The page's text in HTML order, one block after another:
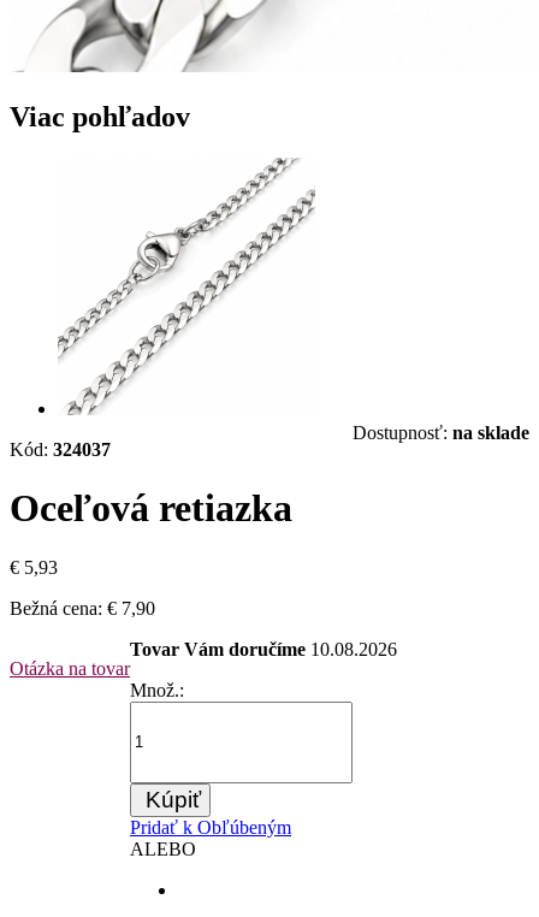
Viac pohľadov
Kód: 324037
Dostupnosť: na sklade
Oceľová retiazka
€ 5,93
Bežná cena: € 7,90
Otázka na tovar
Tovar Vám doručíme 10.08.2026
Množ.:
Kúpiť
Pridať k Obľúbeným
ALEBO